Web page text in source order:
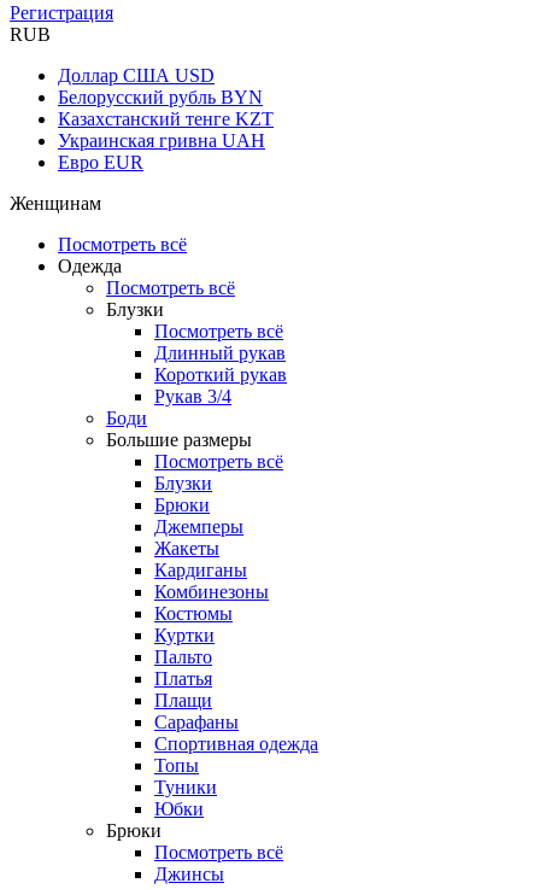
Регистрация
RUB
Доллар США USD
Белорусский рубль BYN
Казахстанский тенге KZT
Украинская гривна UAH
Евро EUR
Женщинам
Посмотреть всё
Одежда
Посмотреть всё
Блузки
Посмотреть всё
Длинный рукав
Короткий рукав
Рукав 3/4
Боди
Большие размеры
Посмотреть всё
Блузки
Брюки
Джемперы
Жакеты
Кардиганы
Комбинезоны
Костюмы
Куртки
Пальто
Платья
Плащи
Сарафаны
Спортивная одежда
Топы
Туники
Юбки
Брюки
Посмотреть всё
Джинсы